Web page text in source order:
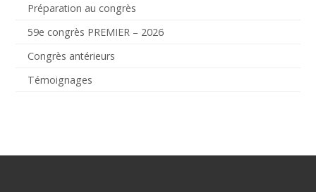
Préparation au congrès
59e congrès PREMIER – 2026
Congrès antérieurs
Témoignages